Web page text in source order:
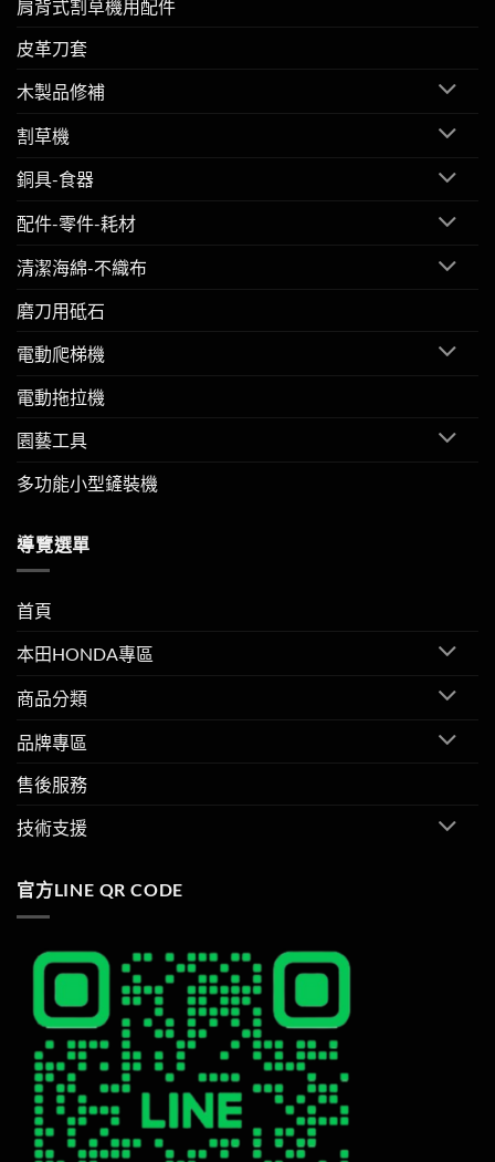
肩背式割草機用配件
皮革刀套
木製品修補
割草機
銅具-食器
配件-零件-耗材
清潔海綿-不織布
磨刀用砥石
電動爬梯機
電動拖拉機
園藝工具
多功能小型鏟裝機
導覽選單
首頁
本田HONDA專區
商品分類
品牌專區
售後服務
技術支援
官方LINE QR CODE